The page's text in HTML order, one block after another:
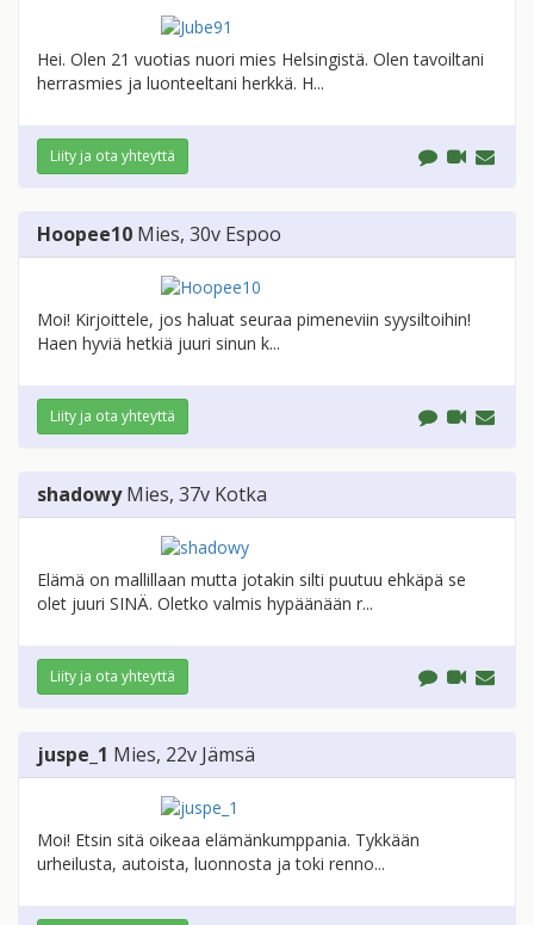
Hei. Olen 21 vuotias nuori mies Helsingistä. Olen tavoiltani
herrasmies ja luonteeltani herkkä. H...
Liity ja ota yhteyttä
Hoopee10 Mies, 30v Espoo
Moi! Kirjoittele, jos haluat seuraa pimeneviin syysiltoihin!
Haen hyviä hetkiä juuri sinun k...
Liity ja ota yhteyttä
shadowy Mies, 37v Kotka
Elämä on mallillaan mutta jotakin silti puutuu ehkäpä se
olet juuri SINÄ. Oletko valmis hypäänään r...
Liity ja ota yhteyttä
juspe_1 Mies, 22v Jämsä
Moi! Etsin sitä oikeaa elämänkumppania. Tykkään
urheilusta, autoista, luonnosta ja toki renno...